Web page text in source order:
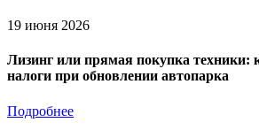
19 июня 2026
Лизинг или прямая покупка техники:
налоги при обновлении автопарка
Подробнее